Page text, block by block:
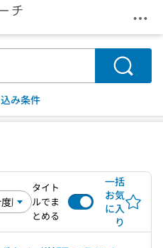
メ
検索
み条件
タイト
ルでま
とめる
一括
お気
に入
り